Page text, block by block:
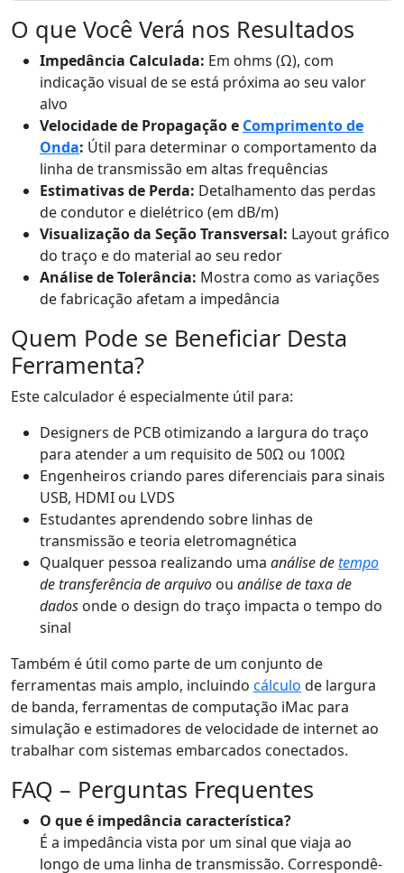
O que Você Verá nos Resultados
Impedância Calculada: Em ohms (Ω), com
indicação visual de se está próxima ao seu valor
alvo
Velocidade de Propagação e Comprimento de
Onda: Útil para determinar o comportamento da
linha de transmissão em altas frequências
Estimativas de Perda: Detalhamento das perdas
de condutor e dielétrico (em dB/m)
Visualização da Seção Transversal: Layout gráfico
do traço e do material ao seu redor
Análise de Tolerância: Mostra como as variações
de fabricação afetam a impedância
Quem Pode se Beneficiar Desta
Ferramenta?
Este calculador é especialmente útil para:
Designers de PCB otimizando a largura do traço
para atender a um requisito de 50Ω ou 100Ω
Engenheiros criando pares diferenciais para sinais
USB, HDMI ou LVDS
Estudantes aprendendo sobre linhas de
transmissão e teoria eletromagnética
Qualquer pessoa realizando uma análise detempo
de transferência de arquivo ou análise de taxa de
dados onde o design do traço impacta o tempo do
sinal
Também é útil como parte de um conjunto de
ferramentas mais amplo, incluindo cálculo de largura
de banda, ferramentas de computação iMac para
simulação e estimadores de velocidade de internet ao
trabalhar com sistemas embarcados conectados.
FAQ – Perguntas Frequentes
O que é impedância característica?
É a impedância vista por um sinal que viaja ao
longo de uma linha de transmissão. Correspondê-